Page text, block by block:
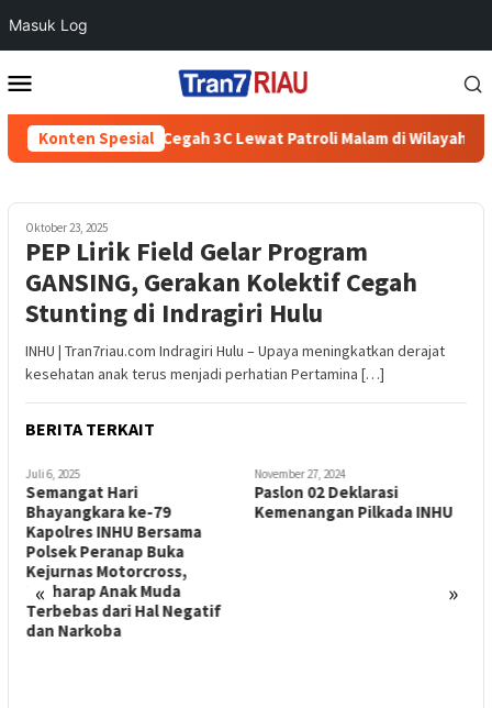
Masuk Log
ke
Mobile
Konten Spesial
Boyolali Cegah 3C Lewat Patroli Malam di Wilayah Teras
Oktober 23, 2025
PEP Lirik Field Gelar Program
GANSING, Gerakan Kolektif Cegah
Stunting di Indragiri Hulu
INHU | Tran7riau.com Indragiri Hulu – Upaya meningkatkan derajat
kesehatan anak terus menjadi perhatian Pertamina […]
BERITA TERKAIT
« »
Juli 6, 2025
Semangat Hari
Bhayangkara ke-79
Kapolres INHU Bersama
Polsek Peranap Buka
Kejurnas Motorcross,
Berharap Anak Muda
Terbebas dari Hal Negatif
dan Narkoba
November 27, 2024
Paslon 02 Deklarasi
Kemenangan Pilkada INHU